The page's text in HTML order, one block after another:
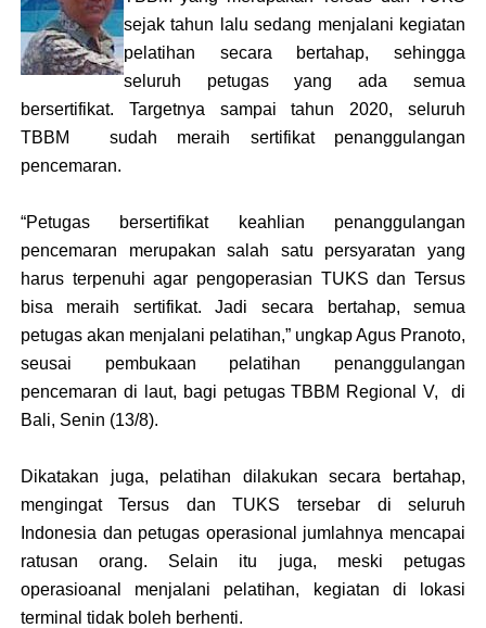
sejak tahun lalu sedang menjalani kegiatan
pelatihan secara bertahap, sehingga
seluruh petugas yang ada semua
bersertifikat. Targetnya sampai tahun 2020, seluruh
TBBM
sudah meraih sertifikat penanggulangan
pencemaran.
“Petugas bersertifikat keahlian penanggulangan
pencemaran merupakan salah satu persyaratan yang
harus terpenuhi agar pengoperasian TUKS dan Tersus
bisa meraih sertifikat. Jadi secara bertahap, semua
petugas akan menjalani pelatihan,” ungkap Agus Pranoto,
seusai pembukaan pelatihan penanggulangan
pencemaran di laut, bagi petugas TBBM Regional V,
di
Bali, Senin (13/8).
Dikatakan juga, pelatihan dilakukan secara bertahap,
mengingat Tersus dan TUKS tersebar di seluruh
Indonesia dan petugas operasional jumlahnya mencapai
ratusan orang. Selain itu juga, meski petugas
operasioanal menjalani pelatihan, kegiatan di lokasi
terminal tidak boleh berhenti.